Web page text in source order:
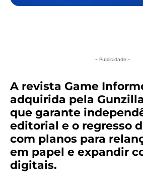
- Publicidade -
A revista Game
adquirida pela
que garante
editorial e o regresso
com planos para
em papel e expandir
digitais.